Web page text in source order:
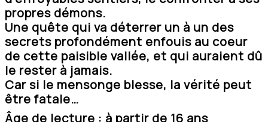
propres démons.
Une quête qui va déterrer un à un des
secrets profondément enfouis au coeur
de cette paisible vallée, et qui auraient dû
le rester à jamais.
Car si le mensonge blesse, la vérité peut
être fatale…
Âge de lecture : à partir de 16 ans